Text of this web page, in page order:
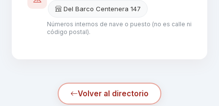
Del Barco Centenera 147
Números internos de nave o puesto (no es calle ni
código postal).
Volver al directorio